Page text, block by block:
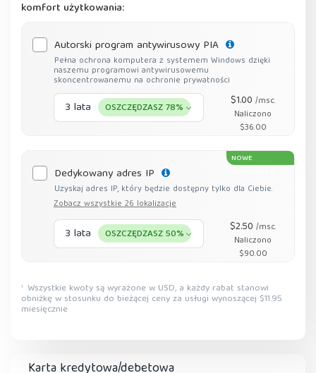
komfort użytkowania:
Autorski program antywirusowy PIA
Pełna ochrona komputera z systemem Windows dzięki
naszemu programowi antywirusowemu
skoncentrowanemu na ochronie prywatności
3 lata OSZCZĘDZASZ 78% $1.00 /msc.
Naliczono
$36.00
NOWE
Dedykowany adres IP
Uzyskaj adres IP, który będzie dostępny tylko dla Ciebie.
Zobacz wszystkie 26 lokalizacje
3 lata OSZCZĘDZASZ 50% $2.50 /msc.
Naliczono
$90.00
1 Wszystkie kwoty są wyrażone w USD, a każdy rabat stanowi
obniżkę w stosunku do bieżącej ceny za usługi wynoszącej $11.95
miesięcznie